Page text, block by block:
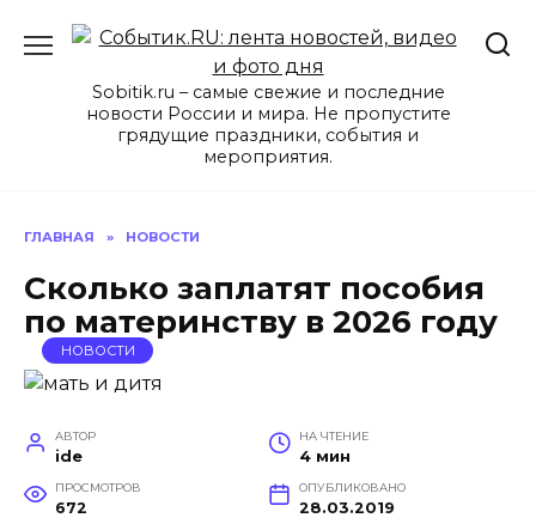
Sobitik.ru – самые свежие и последние
новости России и мира. Не пропустите
грядущие праздники, события и
мероприятия.
ГЛАВНАЯ » НОВОСТИ
Сколько заплатят пособия
по материнству в 2026 году
НОВОСТИ
АВТОР
ide
НА ЧТЕНИЕ
4 мин
ПРОСМОТРОВ
672
ОПУБЛИКОВАНО
28.03.2019